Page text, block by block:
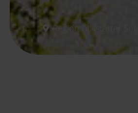
Region Millstätter See